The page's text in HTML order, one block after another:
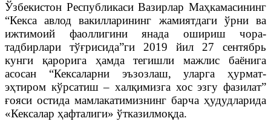
Ўзбекистон Республикаси Вазирлар Маҳкамасининг
“Кекса авлод вакилларининг жамиятдаги ўрни ва
ижтимоий фаоллигини янада ошириш чора-
тадбирлари тўғрисида”ги 2019 йил 27 сентябрь
кунги қарорига ҳамда тегишли мажлис баёнига
асосан “Кексаларни эъзозлаш, уларга ҳурмат-
эҳтиром кўрсатиш – халқимизга хос эзгу фазилат”
ғояси остида мамлакатимизнинг барча ҳудудларида
«Кексалар ҳафталиги» ўтказилмоқда.